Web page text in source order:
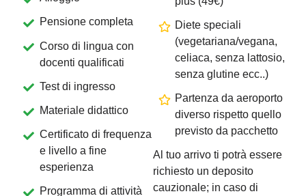
Pensione completa
Corso di lingua con
docenti qualificati
Test di ingresso
Materiale didattico
Certificato di frequenza
e livello a fine
esperienza
Programma di attività
Diete speciali
(vegetariana/vegana,
celiaca, senza lattosio,
senza glutine ecc..)
Partenza da aeroporto
diverso rispetto quello
previsto da pacchetto
Al tuo arrivo ti potrà essere
richiesto un deposito
cauzionale; in caso di